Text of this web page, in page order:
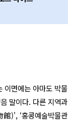
이면에는 아마도 박물
말이다. 다른 지역과
館)', ‘홍콩예술박물관